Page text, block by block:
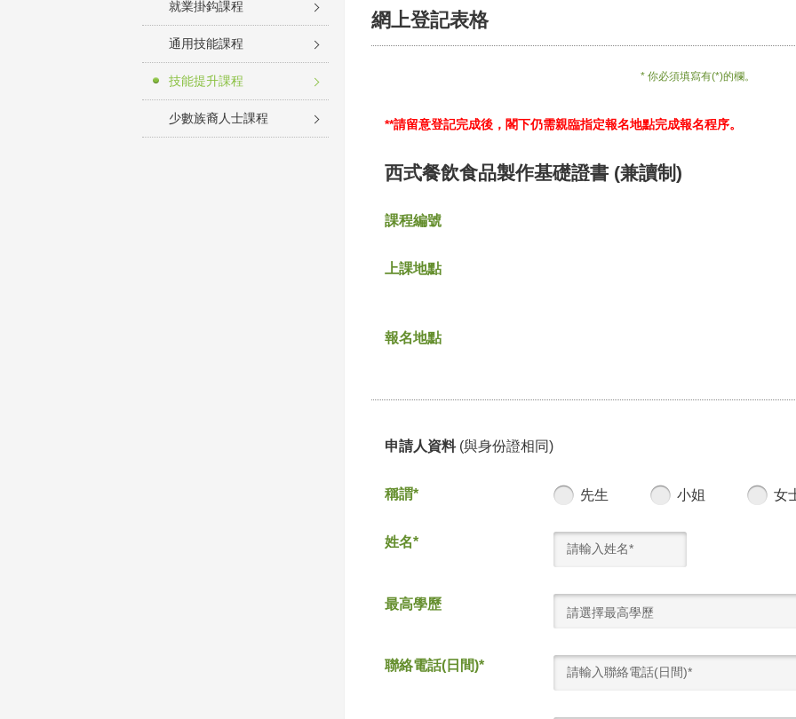
就業掛鈎課程
通用技能課程
技能提升課程
少數族裔人士課程
網上登記表格
* 你必須填寫有(*)的欄。
**請留意登記完成後，閣下仍需親臨指定報名地點完成報名程序。
西式餐飲食品製作基礎證書 (兼讀制)
課程編號
上課地點
報名地點
申請人資料 (與身份證相同)
稱謂* 先生 小姐 女
姓名*
最高學歷
請選擇最高學歷
聯絡電話(日間)*